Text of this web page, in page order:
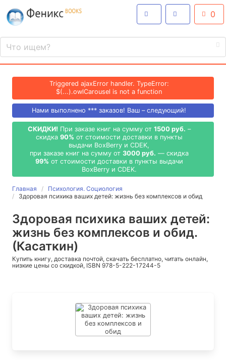
0
Triggered ajaxError handler. TypeError:
$(...).owlCarousel is not a function
Нами выполнено *** заказов! Ваш – следующий!
СКИДКИ! При заказе книг на сумму от 1500 руб. –
скидка 90% от стоимости доставки в пункты
выдачи BoxBerry и CDEK,
при заказе книг на сумму от 3000 руб. — скидка
99% от стоимости доставки в пункты выдачи
BoxBerry и CDEK.
Главная
Психология. Социология
Здоровая психика ваших детей: жизнь без комплексов и обид
Здоровая психика ваших детей:
жизнь без комплексов и обид.
(Касаткин)
Купить книгу, доставка почтой, скачать бесплатно, читать онлайн,
низкие цены со скидкой, ISBN 978-5-222-17244-5